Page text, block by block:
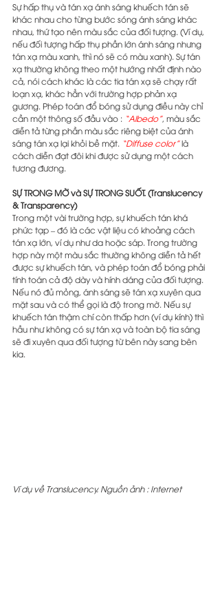
Sự hấp thụ và tán xạ ánh sáng khuếch tán sẽ
khác nhau cho từng bước sóng ánh sáng khác
nhau, thứ tạo nên màu sắc của đối tượng. (Ví dụ,
nếu đối tượng hấp thụ phần lớn ánh sáng nhưng
tán xạ màu xanh, thì nó sẽ có màu xanh). Sự tán
xạ thường không theo một hướng nhất định nào
cả, nói cách khác là các tia tán xạ sẽ chạy rất
loạn xạ, khác hẳn với trường hợp phản xạ
gương. Phép toán đổ bóng sử dụng điều này chỉ
cần một thông số đầu vào : “Albedo”, màu sắc
diễn tả từng phần màu sắc riêng biệt của ánh
sáng tán xạ lại khỏi bề mặt. “Diffuse color” là
cách diễn đạt đôi khi được sử dụng một cách
tương đương.
SỰ TRONG MỜ và SỰ TRONG SUỐT. (Translucency
& Transparency)
Trong một vài trường hợp, sự khuếch tán khá
phức tạp – đó là các vật liệu có khoảng cách
tán xạ lớn, ví dụ như da hoặc sáp. Trong trường
hợp này một màu sắc thường không diễn tả hết
được sự khuếch tán, và phép toán đổ bóng phải
tính toán cả độ dày và hính dáng của đối tượng.
Nếu nó đủ mỏng, ánh sáng sẽ tán xạ xuyên qua
mặt sau và có thể gọi là độ trong mờ. Nếu sự
khuếch tán thậm chí còn thấp hơn (ví dụ kính) thì
hầu như không có sự tán xạ và toàn bộ tia sáng
sẽ đi xuyên qua đối tượng từ bên này sang bên
kia.
Ví dụ về Translucency. Nguồn ảnh : Internet